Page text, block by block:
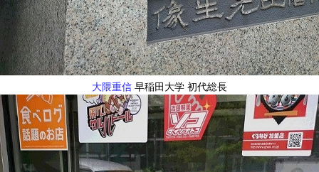
大隈重信 早稲田大学 初代総長